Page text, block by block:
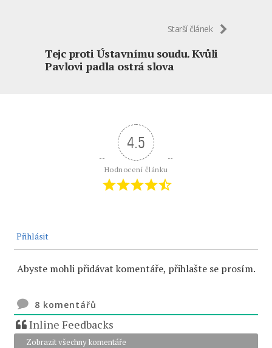
Starší článek
Tejc proti Ústavnímu soudu. Kvůli
Pavlovi padla ostrá slova
4.5
Hodnocení článku
Přihlásit
Abyste mohli přidávat komentáře, přihlašte se prosím.
8 komentářů
Inline Feedbacks
Zobrazit všechny komentáře